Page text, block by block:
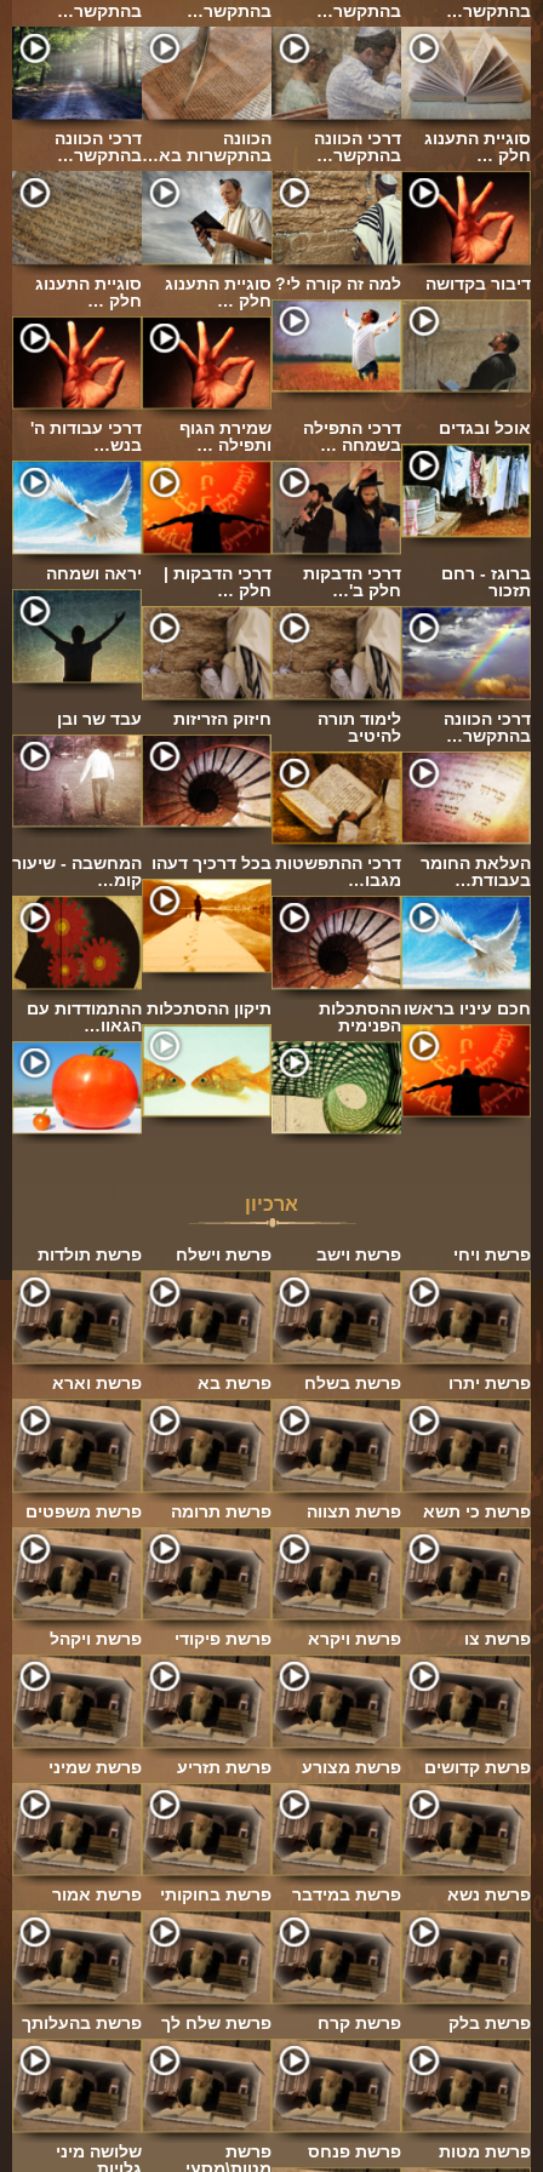
בהתקשר…
בהתקשר…
בהתקשר…
בהתקשר…
דרכי הכוונה
בהתקשר…
הכוונה
בהתקשרות בא…
דרכי הכוונה
בהתקשר…
סוגיית התענוג
חלק …
סוגיית התענוג
חלק …
סוגיית התענוג
חלק …
למה זה קורה לי? דיבור בקדושה
דרכי עבודות ה'
בנש…
שמירת הגוף
ותפילה …
דרכי התפילה
בשמחה …
אוכל ובגדים
יראה ושמחה
דרכי הדבקות |
חלק …
דרכי הדבקות
חלק ב'…
ברוגז - רחם
תזכור
עבד שר ובן חיזוק הזריזות
לימוד תורה
להיטיב
דרכי הכוונה
בהתקשר…
המחשבה - שיעור
קומ…
בכל דרכיך דעהודרכי ההתפשטות
מגבו…
העלאת החומר
בעבודת…
ההתמודדות עם
הגאוו…
תיקון ההסתכלות
ההסתכלות
הפנימית
חכם עיניו בראשו
ארכיון
פרשת תולדות פרשת וישלח פרשת וישב פרשת ויחי
פרשת וארא פרשת בא פרשת בשלח פרשת יתרו
פרשת משפטים פרשת תרומה פרשת תצווה פרשת כי תשא
פרשת ויקהל פרשת פיקודי פרשת ויקרא פרשת צו
פרשת שמיני פרשת תזריע פרשת מצורע פרשת קדושים
פרשת אמור פרשת בחוקותי פרשת במידבר פרשת נשא
פרשת בהעלותך פרשת שלח לך פרשת קרח פרשת בלק
שלושה מיני
גלויות …
פרשת
מטות\מסעי
פרשת פנחס פרשת מטות